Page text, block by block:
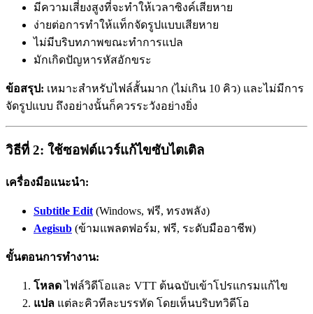
มีความเสี่ยงสูงที่จะทำให้เวลาซิงค์เสียหาย
ง่ายต่อการทำให้แท็กจัดรูปแบบเสียหาย
ไม่มีบริบทภาพขณะทำการแปล
มักเกิดปัญหารหัสอักขระ
ข้อสรุป: เหมาะสำหรับไฟล์สั้นมาก (ไม่เกิน 10 คิว) และไม่มีการ
จัดรูปแบบ ถึงอย่างนั้นก็ควรระวังอย่างยิ่ง
วิธีที่ 2: ใช้ซอฟต์แวร์แก้ไขซับไตเติล
เครื่องมือแนะนำ:
Subtitle Edit (Windows, ฟรี, ทรงพลัง)
Aegisub (ข้ามแพลตฟอร์ม, ฟรี, ระดับมืออาชีพ)
ขั้นตอนการทำงาน:
โหลดไฟล์วิดีโอและ VTT ต้นฉบับเข้าโปรแกรมแก้ไข
แปล แต่ละคิวทีละบรรทัด โดยเห็นบริบทวิดีโอ